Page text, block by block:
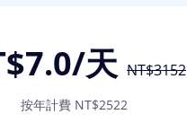
/天 NT$3152
按年計費 NT$2522